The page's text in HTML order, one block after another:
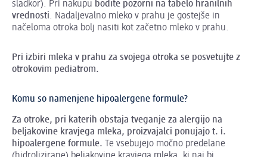
sladkor). Pri nakupu bodite pozorni na tabelo hranilnih
vrednosti. Nadaljevalno mleko v prahu je gostejše in
načeloma otroka bolj nasiti kot začetno mleko v prahu.
Pri izbiri mleka v prahu za svojega otroka se posvetujte z
otrokovim pediatrom.
Komu so namenjene hipoalergene formule?
Za otroke, pri katerih obstaja tveganje za alergijo na
beljakovine kravjega mleka, proizvajalci ponujajo t. i.
hipoalergene formule. Te vsebujejo močno predelane